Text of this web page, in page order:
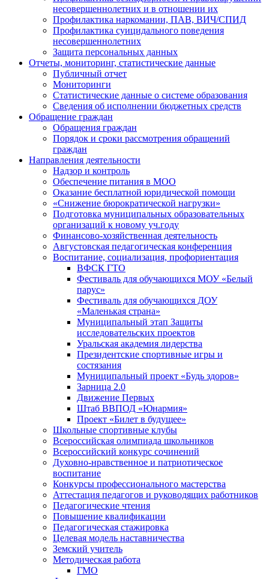
несовершеннолетних и в отношении их
Профилактика наркомании, ПАВ, ВИЧ/СПИД
Профилактика суицидального поведения
несовершеннолетних
Защита персональных данных
Отчеты, мониторинг, статистические данные
Публичный отчет
Мониторинги
Статистические данные о системе образования
Сведения об исполнении бюджетных средств
Обращение граждан
Обращения граждан
Порядок и сроки рассмотрения обращений
граждан
Направления деятельности
Надзор и контроль
Обеспечение питания в МОО
Оказание бесплатной юридической помощи
«Снижение бюрократической нагрузки»
Подготовка муниципальных образовательных
организаций к новому уч.году
Финансово-хозяйственная деятельность
Августовская педагогическая конференция
Воспитание, социализация, профориентация
ВФСК ГТО
Фестиваль для обучающихся МОУ «Белый
парус»
Фестиваль для обучающихся ДОУ
«Маленькая страна»
Муниципальный этап Защиты
исследовательских проектов
Уральская академия лидерства
Президентские спортивные игры и
состязания
Муниципальный проект «Будь здоров»
Зарница 2.0
Движение Первых
Штаб ВВПОД «Юнармия»
Проект «Билет в будущее»
Школьные спортивные клубы
Всероссийская олимпиада школьников
Всероссийский конкурс сочинений
Духовно-нравственное и патриотическое
воспитание
Конкурсы профессионального мастерства
Аттестация педагогов и руководящих работников
Педагогические чтения
Повышение квалификации
Педагогическая стажировка
Целевая модель наставничества
Земский учитель
Методическая работа
ГМО